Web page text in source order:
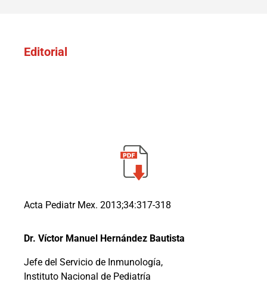
Editorial
Acta Pediatr Mex. 2013;34:317-318
Dr. Víctor Manuel Hernández Bautista
Jefe del Servicio de Inmunología,
Instituto Nacional de Pediatría